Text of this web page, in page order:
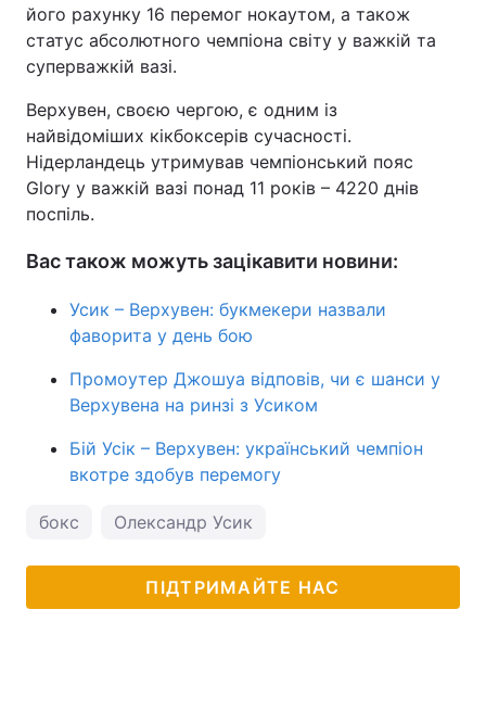
його рахунку 16 перемог нокаутом, а також
статус абсолютного чемпіона світу у важкій та
суперважкій вазі.
Верхувен, своєю чергою, є одним із
найвідоміших кікбоксерів сучасності.
Нідерландець утримував чемпіонський пояс
Glory у важкій вазі понад 11 років – 4220 днів
поспіль.
Вас також можуть зацікавити новини:
Усик – Верхувен: букмекери назвали
фаворита у день бою
Промоутер Джошуа відповів, чи є шанси у
Верхувена на ринзі з Усиком
Бій Усік – Верхувен: український чемпіон
вкотре здобув перемогу
бокс Олександр Усик
ПІДТРИМАЙТЕ НАС